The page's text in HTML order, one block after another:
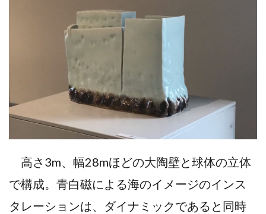
高さ3m、幅28mほどの大陶壁と球体の立体
で構成。青白磁による海のイメージのインス
タレーションは、ダイナミックであると同時